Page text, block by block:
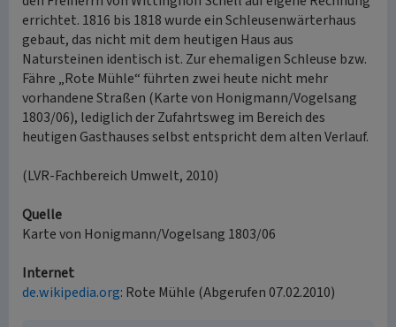
errichtet. 1816 bis 1818 wurde ein Schleusenwärterhaus
gebaut, das nicht mit dem heutigen Haus aus
Natursteinen identisch ist. Zur ehemaligen Schleuse bzw.
Fähre „Rote Mühle“ führten zwei heute nicht mehr
vorhandene Straßen (Karte von Honigmann/Vogelsang
1803/06), lediglich der Zufahrtsweg im Bereich des
heutigen Gasthauses selbst entspricht dem alten Verlauf.
(LVR-Fachbereich Umwelt, 2010)
Quelle
Karte von Honigmann/Vogelsang 1803/06
Internet
de.wikipedia.org: Rote Mühle (Abgerufen 07.02.2010)